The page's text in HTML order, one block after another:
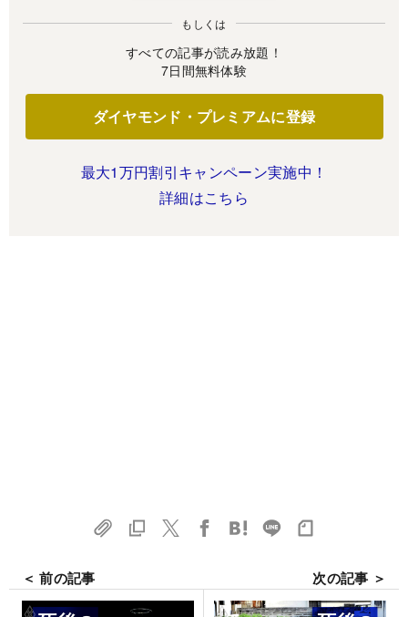
もしくは
すべての記事が読み放題！
7日間無料体験
ダイヤモンド・プレミアムに登録
最大1万円割引キャンペーン実施中！
詳細はこちら
＜ 前の記事 次の記事 ＞